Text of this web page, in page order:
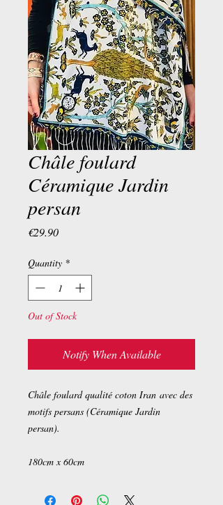
Châle foulard
Céramique Jardin
persan
€29.90Price
Quantity *
Out of Stock
Notify When Available
Châle foulard qualité coton Iran avec des
motifs persans (Céramique Jardin
persan).
180cm x 60cm